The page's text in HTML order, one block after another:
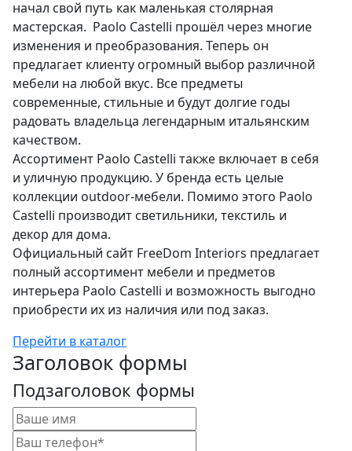
начал свой путь как маленькая столярная
мастерская. Paolo Castelli прошёл через многие
изменения и преобразования. Теперь он
предлагает клиенту огромный выбор различной
мебели на любой вкус. Все предметы
современные, стильные и будут долгие годы
радовать владельца легендарным итальянским
качеством.
Ассортимент Paolo Castelli также включает в себя
и уличную продукцию. У бренда есть целые
коллекции outdoor-мебели. Помимо этого Paolo
Castelli производит светильники, текстиль и
декор для дома.
Официальный сайт FreeDom Interiors предлагает
полный ассортимент мебели и предметов
интерьера Paolo Castelli и возможность выгодно
приобрести их из наличия или под заказ.
Перейти в каталог
Заголовок формы
Подзаголовок формы